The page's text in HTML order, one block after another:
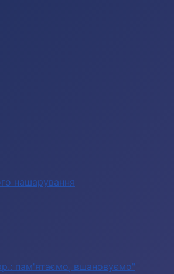
нашарування
пам'ятаємо, вшановуємо"